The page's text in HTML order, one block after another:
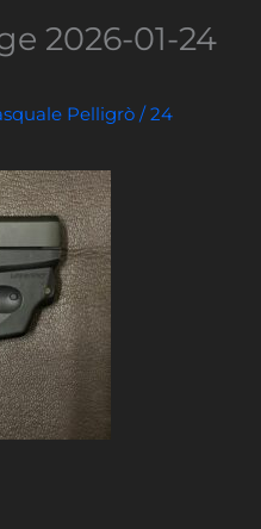
2026-01-24
Pelligrò/24